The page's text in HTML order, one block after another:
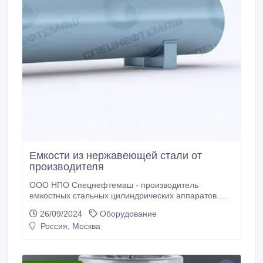
Емкости из нержавеющей стали от
производителя
ООО НПО Спецнефтемаш - производитель
емкостных стальных цилиндрических аппаратов.
предлагаем конкурентные цены на рынках РФ и
СНГ. Мы предлагаем новые Аппараты емкостные
Аппараты емкостные стальные цилиндрические
26/09/2024
Оборудование
Россия, Москва